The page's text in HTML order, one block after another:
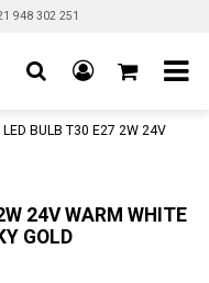
948 302 251
LED BULB T30 E27 2W 24V
24V WARM WHITE
GOLD